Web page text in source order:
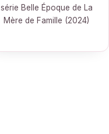
série Belle Époque de La
Mère de Famille (2024)